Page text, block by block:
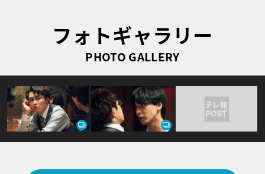
フォトギャラリー
PHOTO GALLERY